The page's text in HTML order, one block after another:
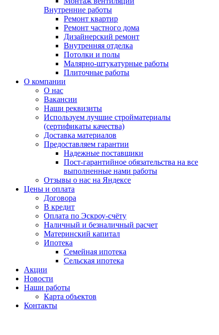
Внутренние работы
Ремонт квартир
Ремонт частного дома
Дизайнерский ремонт
Внутренняя отделка
Потолки и полы
Малярно-штукатурные работы
Плиточные работы
О компании
О нас
Вакансии
Наши реквизиты
Используем лучшие стройматериалы
(сертификаты качества)
Доставка материалов
Предоставляем гарантии
Надежные поставщики
Пост-гарантийное обязательства на все
выполненные нами работы
Отзывы о нас на Яндексе
Цены и оплата
Договора
В кредит
Оплата по Эскроу-счёту
Наличный и безналичный расчет
Материнский капитал
Ипотека
Семейная ипотека
Сельская ипотека
Акции
Новости
Наши работы
Карта объектов
Контакты